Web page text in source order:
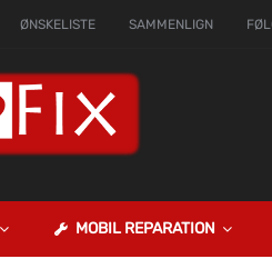
ØNSKELISTE SAMMENLIGN
MOBIL REPARATION